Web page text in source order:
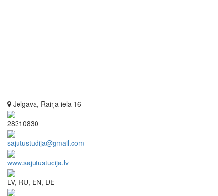
Jelgava, Raiņa iela 16
28310830
sajutustudija@gmail.com
www.sajutustudija.lv
LV, RU, EN, DE